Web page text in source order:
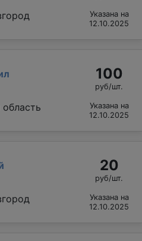
Указана на
12.10.2025
100
руб/шт.
Указана на
12.10.2025
20
руб/шт.
Указана на
12.10.2025